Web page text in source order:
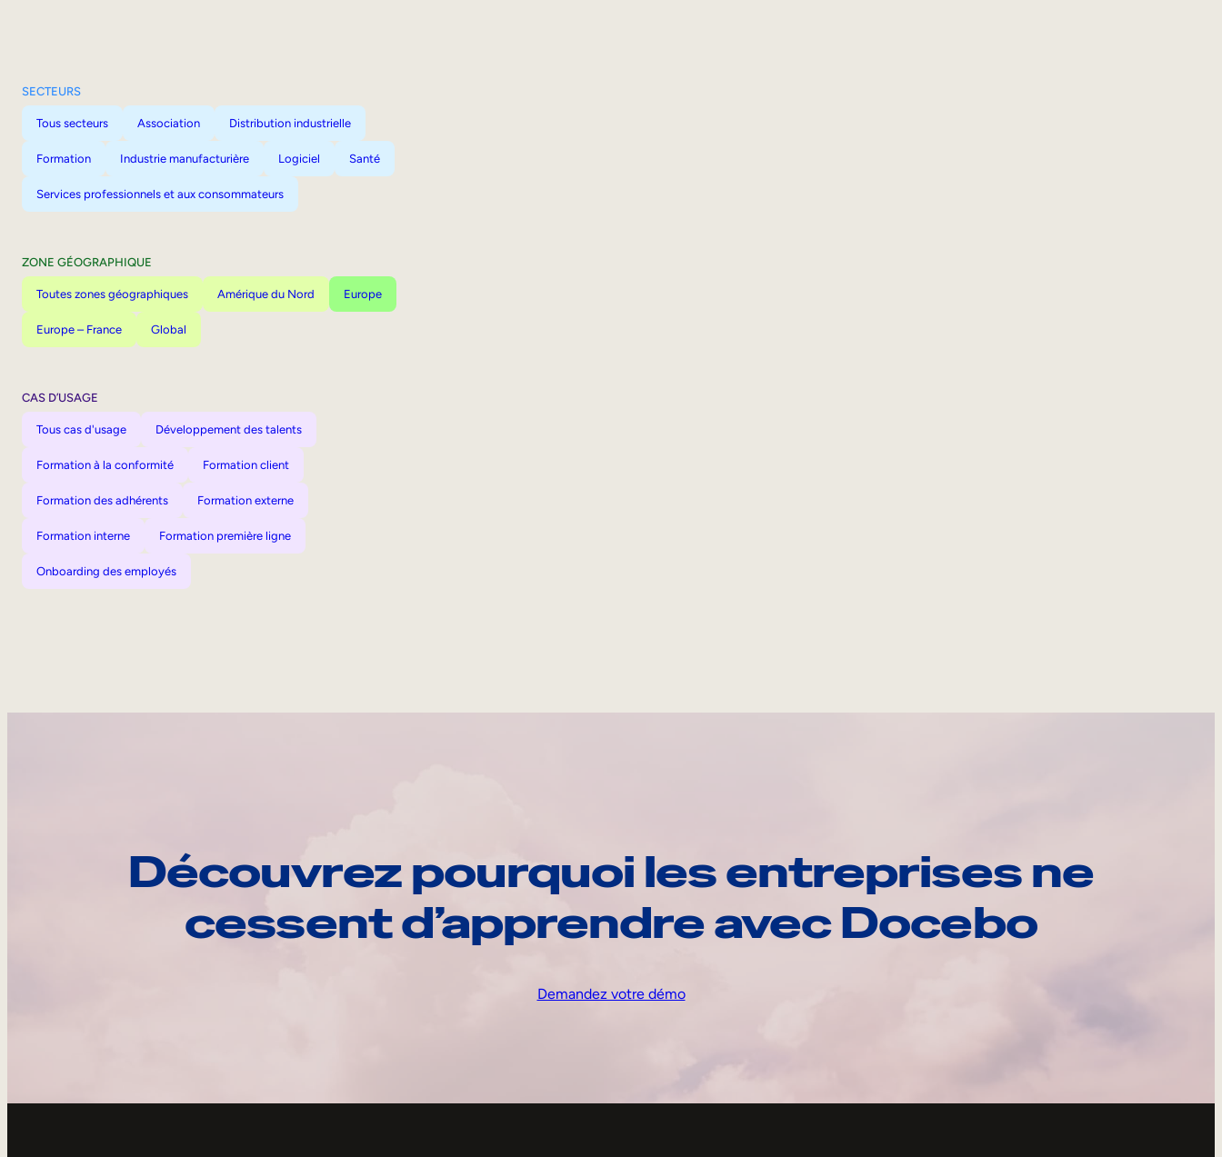
SECTEURS
Tous secteurs Association Distribution industrielle
Formation Industrie manufacturière Logiciel Santé
Services professionnels et aux consommateurs
ZONE GÉOGRAPHIQUE
Toutes zones géographiques Amérique du Nord Europe
Europe – France Global
CAS D’USAGE
Tous cas d'usage Développement des talents
Formation à la conformité Formation client
Formation des adhérents Formation externe
Formation interne Formation première ligne
Onboarding des employés
Découvrez pourquoi les entreprises ne
cessent d’apprendre avec Docebo
Demandez votre démo